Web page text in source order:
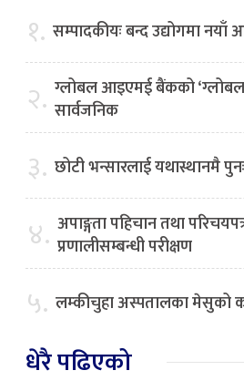
१. सम्पादकीयः बन्द उद्योगमा नयाँ
२. ग्लोबल आइएमई बैंकको
सार्वजनिक
३. छोटी भन्सारलाई यथास्थानमै
४. अपाङ्गता पहिचान तथा
प्रणालीसम्बन्धी परीक्षण
५. लम्कीचुहा अस्पतालका मेसुको
धेरै पढिएको